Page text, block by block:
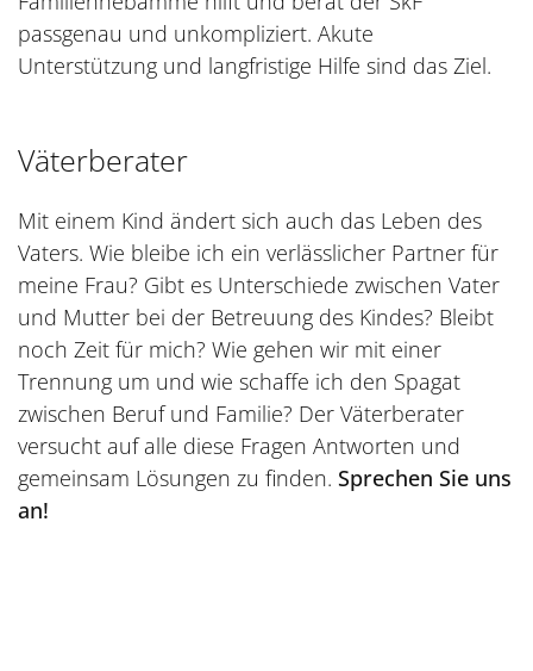
passgenau und unkompliziert. Akute
Unterstützung und langfristige Hilfe sind das Ziel.
Väterberater
Mit einem Kind ändert sich auch das Leben des
Vaters. Wie bleibe ich ein verlässlicher Partner für
meine Frau? Gibt es Unterschiede zwischen Vater
und Mutter bei der Betreuung des Kindes? Bleibt
noch Zeit für mich? Wie gehen wir mit einer
Trennung um und wie schaffe ich den Spagat
zwischen Beruf und Familie? Der Väterberater
versucht auf alle diese Fragen Antworten und
gemeinsam Lösungen zu finden. Sprechen Sie uns
an!